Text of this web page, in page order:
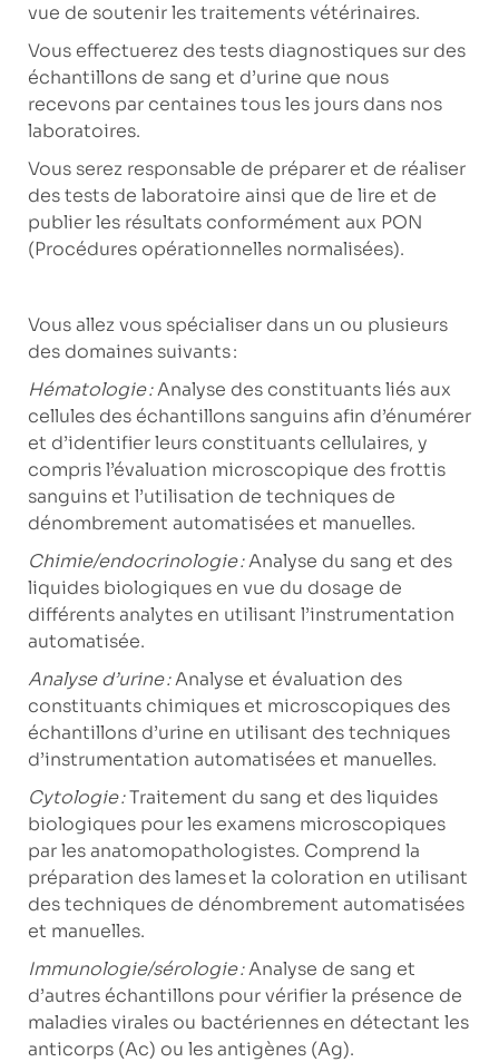
vue de soutenir les traitements vétérinaires.
Vous effectuerez des tests diagnostiques sur des
échantillons de sang et d’urine que nous
recevons par centaines tous les jours dans nos
laboratoires.
Vous serez responsable de préparer et de réaliser
des tests de laboratoire ainsi que de lire et de
publier les résultats conformément aux PON
(Procédures opérationnelles normalisées).
Vous allez vous spécialiser dans un ou plusieurs
des domaines suivants :
Hématologie :Analyse des constituants liés aux
cellules des échantillons sanguins afin d’énumérer
et d’identifier leurs constituants cellulaires, y
compris l’évaluation microscopique des frottis
sanguins et l’utilisation de techniques de
dénombrement automatisées et manuelles.
Chimie/endocrinologie :Analyse du sang et des
liquides biologiques en vue du dosage de
différents analytes en utilisant l’instrumentation
automatisée.
Analyse d’urine :Analyse et évaluation des
constituants chimiques et microscopiques des
échantillons d’urine en utilisant des techniques
d’instrumentation automatisées et manuelles.
Cytologie :Traitement du sang et des liquides
biologiques pour les examens microscopiques
par les anatomopathologistes. Comprend la
préparation des lames et la coloration en utilisant
des techniques de dénombrement automatisées
et manuelles.
Immunologie/sérologie :Analyse de sang et
d’autres échantillons pour vérifier la présence de
maladies virales ou bactériennes en détectant les
anticorps (Ac) ou les antigènes (Ag).